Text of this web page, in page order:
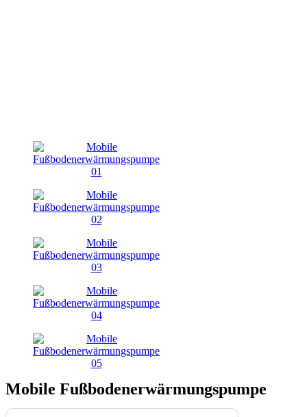
Mobile Fußbodenerwärmungspumpe